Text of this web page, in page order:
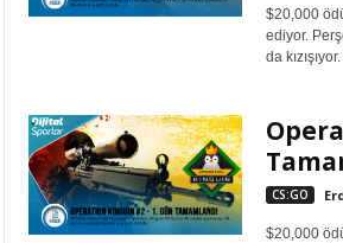
$20,000
ediyor.
da
CS:GO
$20,000